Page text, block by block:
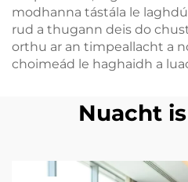
modhanna tástála le
rud a thugann deis do
orthu ar an timpeallacht a
choimeád le haghaidh a
Nuacht